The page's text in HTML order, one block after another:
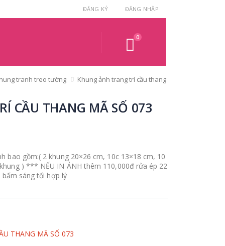
ĐĂNG KÝ ĐĂNG NHẬP
0
tranh treo tường Khung ảnh trang trí cầu thang
CẦU THANG MÃ SỐ 073
bao gồm:( 2 khung 20×26 cm, 10c 13×18 cm, 10
) *** NẾU IN ẢNH thêm 110,000đ rửa ép 22
sáng tối hợp lý
THANG MÃ SỐ 073